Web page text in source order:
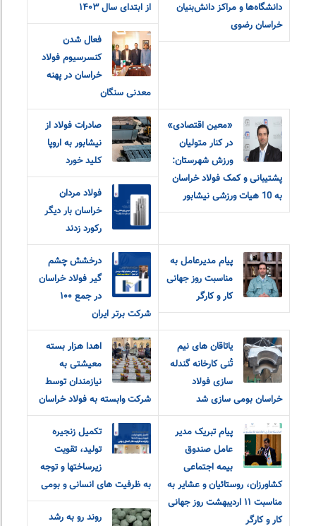
دانشگاه‌ها و مراکز دانش‌بنیان
خراسان رضوی
از ابتدای سال ۱۴۰۳
فعال شدن
کنسرسیوم فولاد
خراسان در پهنه
معدنی سنگان
«معین اقتصادی»
در کنار متولیان
ورزش شهرستان:
پشتیبانی و کمک فولاد خراسان
به 10 هیات ورزشی نیشابور
صادرات فولاد از
نیشابور به اروپا
کلید خورد
فولاد مردان
خراسان بار دیگر
رکورد زدند
پیام مدیرعامل به
مناسبت روز جهانی
کار و کارگر
درخشش چشم
گیر فولاد خراسان
در جمع ۱۰۰
شرکت برتر ایران
یاتاقان های نیم
تُنی کارخانه گندله
سازی فولاد
خراسان بومی سازی شد
اهدا هزار بسته
معیشتی به
نیازمندان توسط
شرکت وابسته به فولاد خراسان
پیام تبریک مدیر
عامل صندوق
بیمه اجتماعی
کشاورزان، روستائیان و عشایر به
مناسبت ۱۱ اردیبهشت روز جهانی
کار و کارگر
تکمیل زنجیره
تولید، تقویت
زیرساختها و توجه
به ظرفیت های انسانی و بومی
روند رو به رشد